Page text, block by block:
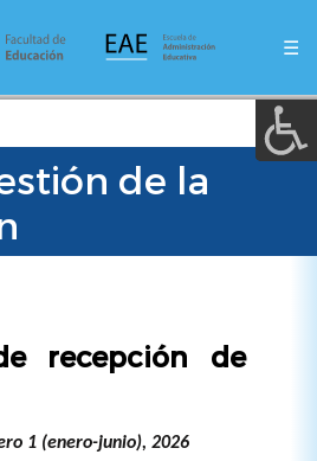
☰
de la
recepción de
1 (enero-junio), 2026